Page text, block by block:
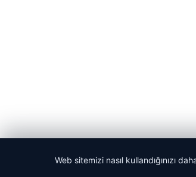
© 2026 Akbars Haber
Web sitemizi nasıl kullandığınızı